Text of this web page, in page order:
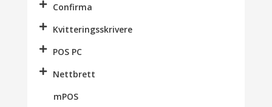
Confirma
Kvitteringsskrivere
POS PC
Nettbrett
mPOS